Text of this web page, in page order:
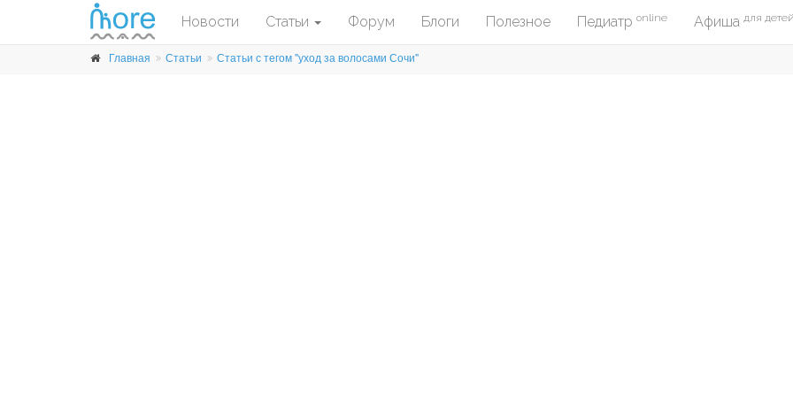
Новости Статьи Форум Блоги Полезное Педиатр online Афиша для детей
Главная Статьи Статьи с тегом "уход за волосами Сочи"